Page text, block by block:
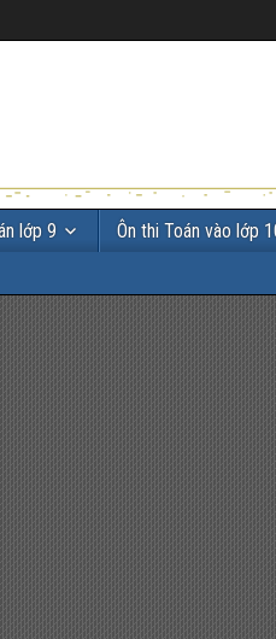
lớp 9 Ôn thi Toán vào lớp